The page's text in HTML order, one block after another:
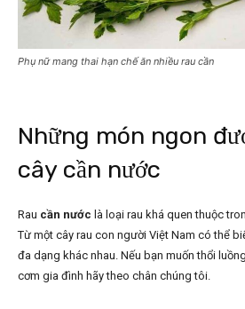
Phụ nữ mang thai hạn chế ăn nhiều rau cần
Những món ngon
cây cần nước
Rau cần nước là loại rau khá quen thuộc
Từ một cây rau con người Việt Nam có thể
đa dạng khác nhau. Nếu bạn muốn thổi
cơm gia đình hãy theo chân chúng tôi.